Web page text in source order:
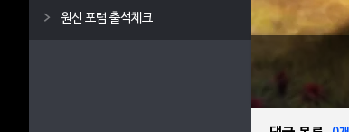
원신 포럼 출석체크